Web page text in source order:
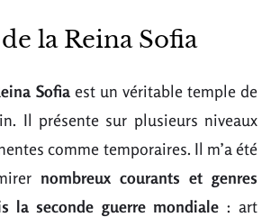
la Reina Sofia
Sofiaest un véritable temple de
Il présente sur plusieurs niveaux
comme temporaires. Il m’a été
nombreux courants et genres
la seconde guerre mondiale: art